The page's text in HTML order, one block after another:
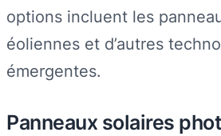
options incluent les
éoliennes et d’autres
émergentes.
Panneaux solaires